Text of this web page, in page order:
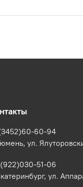
60-94
ул.
51-06
ул.